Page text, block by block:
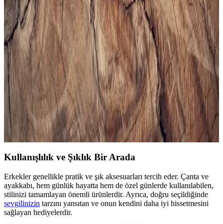
Erkekler İçin Uygun Spor Çantası Seçimi ve
Trendler Hakkında Kapsamlı Rehber
Erkek spor çantası seçerken kapasite, malzeme, konfor ve tasarım
gibi önemli faktörlere dikkat edin. Güncel modeller ve markalarla
tarzınızı ve fonksiyonelliği bir arada yakalayın.
Erkek Siyah Spor Gömlekleri ile Şıklık ve Rahatlığı
Bir Arada Yakalayın
Modern erkekler için tasarlanan siyah spor gömlekler, rahatlık ve
şıklığı bir arada sunar. Çok yönlü modelleri ve kombin önerileriyle
stilinizi güçlendirin.
Kullanışlılık ve Şıklık Bir Arada
Erkekler genellikle pratik ve şık aksesuarları tercih eder. Çanta ve
ayakkabı, hem günlük hayatta hem de özel günlerde kullanılabilen,
stilinizi tamamlayan önemli ürünlerdir. Ayrıca, doğru seçildiğinde
sevgilinizin tarzını yansıtan ve onun kendini daha iyi hissetmesini
sağlayan hediyelerdir.